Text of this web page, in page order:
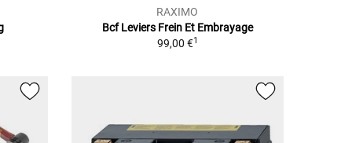
RAXIMO
Bcf Leviers Frein Et Embrayage
99,00 €1